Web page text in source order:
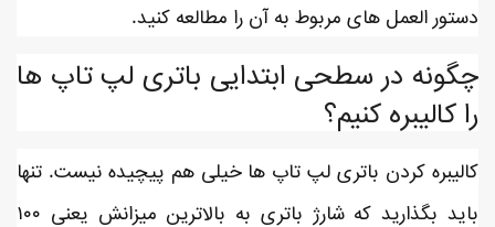
دستور العمل های مربوط به آن را مطالعه کنید.
چگونه در سطحی ابتدایی باتری لپ تاپ ها
را کالیبره کنیم؟
کالیبره کردن باتری لپ تاپ ها خیلی هم پیچیده نیست. تنها
باید بگذارید که شارژ باتری به بالاترین میزانش یعنی ۱۰۰